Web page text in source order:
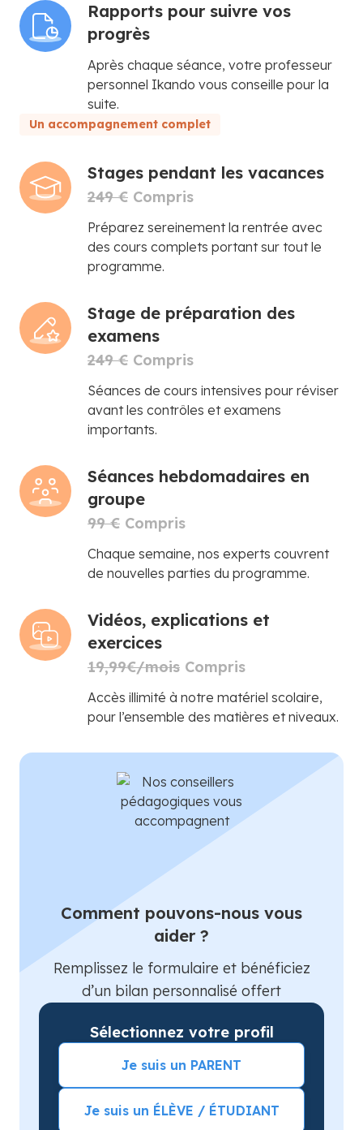
Rapports pour suivre vos
progrès
Après chaque séance, votre professeur
personnel Ikando vous conseille pour la
suite.
Un accompagnement complet
Stages pendant les vacances
249 € Compris
Préparez sereinement la rentrée avec
des cours complets portant sur tout le
programme.
Stage de préparation des
examens
249 € Compris
Séances de cours intensives pour réviser
avant les contrôles et examens
importants.
Séances hebdomadaires en
groupe
99 € Compris
Chaque semaine, nos experts couvrent
de nouvelles parties du programme.
Vidéos, explications et
exercices
19,99€/mois Compris
Accès illimité à notre matériel scolaire,
pour l’ensemble des matières et niveaux.
Comment pouvons-nous vous
aider ?
Remplissez le formulaire et bénéficiez
d’un bilan personnalisé offert
Sélectionnez votre profil
Je suis un PARENT
Je suis un ÉLÈVE / ÉTUDIANT